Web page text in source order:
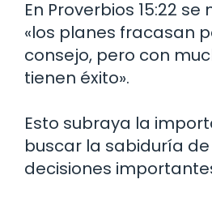
En Proverbios 15:22
«los planes fracasan
consejo, pero con
tienen éxito».
Esto subraya la
buscar la sabiduría
decisiones